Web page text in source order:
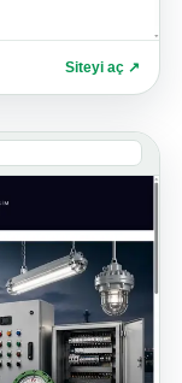
Siteyi aç ↗